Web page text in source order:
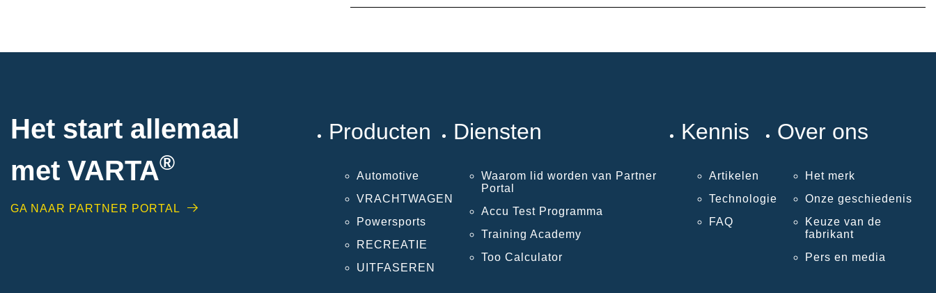
Het start allemaal
met VARTA®
GA NAAR PARTNER PORTAL
Producten
Automotive
VRACHTWAGEN
Powersports
RECREATIE
UITFASEREN
Diensten
Waarom lid worden van Partner
Portal
Accu Test Programma
Training Academy
Too Calculator
Kennis
Artikelen
Technologie
FAQ
Over ons
Het merk
Onze geschiedenis
Keuze van de
fabrikant
Pers en media